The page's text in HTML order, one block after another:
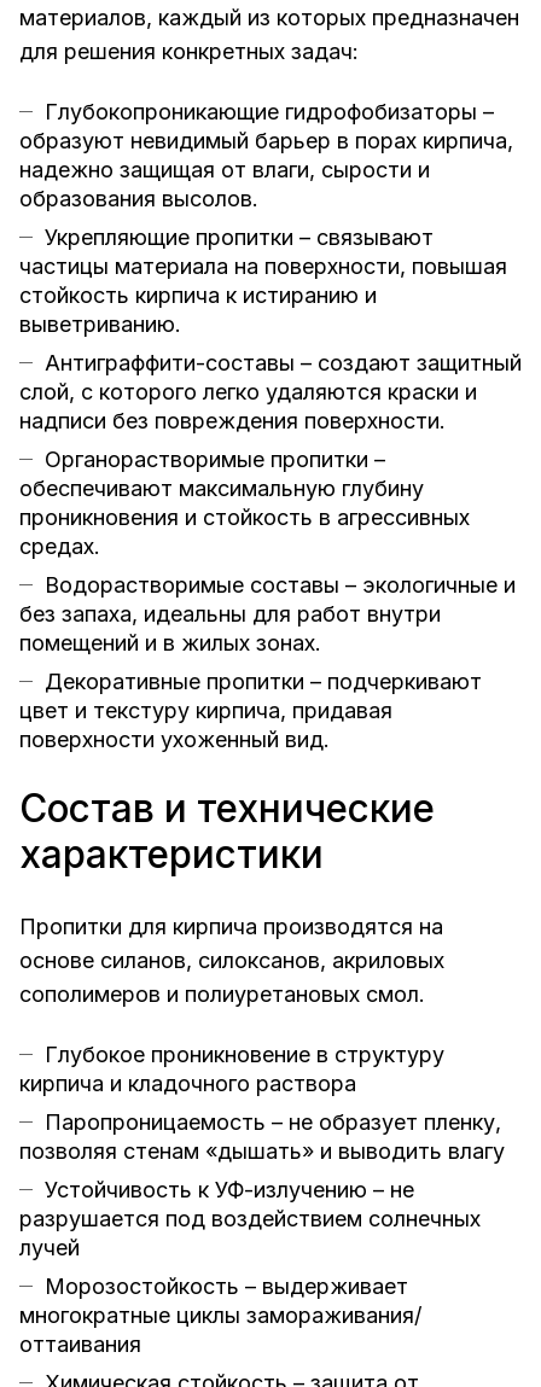
материалов, каждый из которых предназначен
для решения конкретных задач:
Глубокопроникающие гидрофобизаторы –
образуют невидимый барьер в порах кирпича,
надежно защищая от влаги, сырости и
образования высолов.
Укрепляющие пропитки – связывают
частицы материала на поверхности, повышая
стойкость кирпича к истиранию и
выветриванию.
Антиграффити-составы – создают защитный
слой, с которого легко удаляются краски и
надписи без повреждения поверхности.
Органорастворимые пропитки –
обеспечивают максимальную глубину
проникновения и стойкость в агрессивных
средах.
Водорастворимые составы – экологичные и
без запаха, идеальны для работ внутри
помещений и в жилых зонах.
Декоративные пропитки – подчеркивают
цвет и текстуру кирпича, придавая
поверхности ухоженный вид.
Состав и технические
характеристики
Пропитки для кирпича производятся на
основе силанов, силоксанов, акриловых
сополимеров и полиуретановых смол.
Глубокое проникновение в структуру
кирпича и кладочного раствора
Паропроницаемость – не образует пленку,
позволяя стенам «дышать» и выводить влагу
Устойчивость к УФ-излучению – не
разрушается под воздействием солнечных
лучей
Морозостойкость – выдерживает
многократные циклы замораживания/
оттаивания